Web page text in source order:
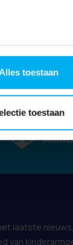
toestaan
toestaan
laatste
van